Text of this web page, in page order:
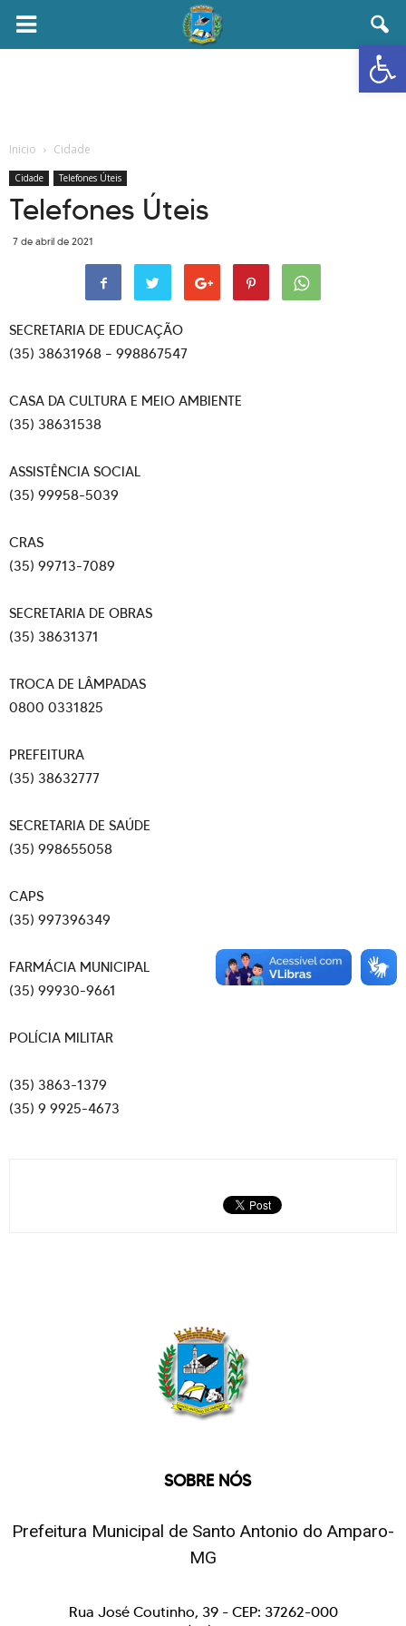
Abrir
Inicio Cidade
Cidade Telefones Úteis
Telefones Úteis
7 de abril de 2021
SECRETARIA DE EDUCAÇÃO
(35) 38631968 – 998867547
CASA DA CULTURA E MEIO AMBIENTE
(35) 38631538
ASSISTÊNCIA SOCIAL
(35) 99958-5039
CRAS
(35) 99713-7089
SECRETARIA DE OBRAS
(35) 38631371
TROCA DE LÂMPADAS
0800 0331825
PREFEITURA
(35) 38632777
SECRETARIA DE SAÚDE
(35) 998655058
CAPS
(35) 997396349
FARMÁCIA MUNICIPAL
(35) 99930-9661
POLÍCIA MILITAR
(35) 3863-1379
(35) 9 9925-4673
SOBRE NÓS
Prefeitura Municipal de Santo Antonio do Amparo-
MG
Rua José Coutinho, 39 - CEP: 37262-000